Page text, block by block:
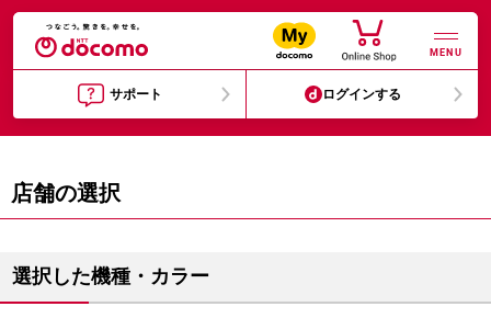
MENU
サポート ログインする
店舗の選択
選択した機種・カラー